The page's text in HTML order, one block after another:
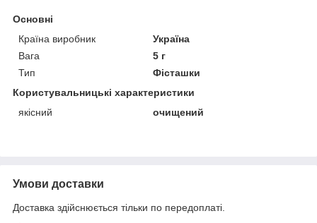
Основні
Країна виробник
Україна
Вага
5 г
Тип
Фісташки
Користувальницькі характеристики
якісний
очищений
Умови доставки
Доставка здійснюється тільки по передоплаті.